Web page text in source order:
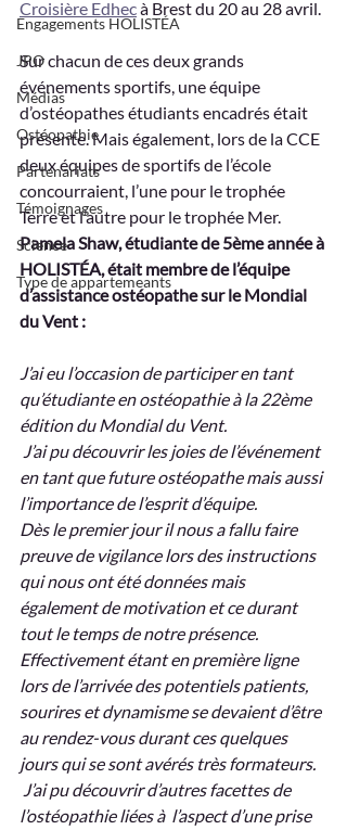
Engagements HOLISTÉA
JPO
Médias
Ostéopathie
Partenariats
Témoignages
Science
Type de appartemeants
Croisière Edhec à Brest du 20 au 28 avril.
Sur chacun de ces deux grands
événements sportifs, une équipe
d’ostéopathes étudiants encadrés était
présente. Mais également, lors de la CCE
deux équipes de sportifs de l’école
concourraient, l’une pour le trophée
Terre et l’autre pour le trophée Mer.
Pamela Shaw, étudiante de 5ème année à
HOLISTÉA, était membre de l’équipe
d’assistance ostéopathe sur le Mondial
du Vent :
J’ai eu l’occasion de participer en tant
qu’étudiante en ostéopathie à la 22ème
édition du Mondial du Vent.
en tant que future ostéopathe mais aussi
l’importance de l’esprit d’équipe.
Dès le premier jour il nous a fallu faire
preuve de vigilance lors des instructions
qui nous ont été données mais
également de motivation et ce durant
tout le temps de notre présence.
Effectivement étant en première ligne
lors de l’arrivée des potentiels patients,
sourires et dynamisme se devaient d’être
au rendez-vous durant ces quelques
jours qui se sont avérés très formateurs.
l’ostéopathie liées à  l’aspect d’une prise